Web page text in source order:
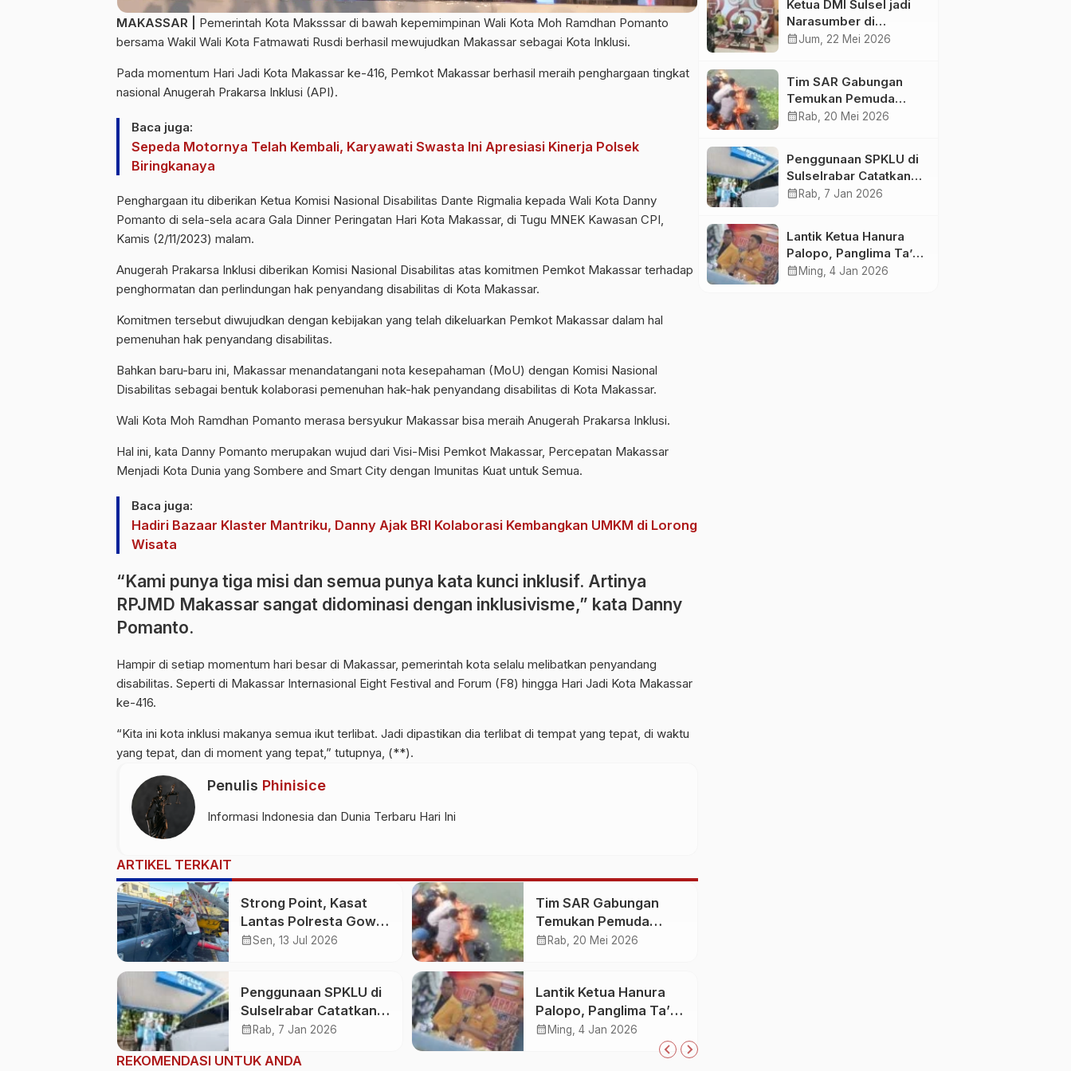
MAKASSAR |
Pemerintah Kota Maksssar di bawah kepemimpinan Wali Kota Moh Ramdhan Pomanto
bersama Wakil Wali Kota Fatmawati Rusdi berhasil mewujudkan Makassar sebagai Kota Inklusi.
Pada momentum Hari Jadi Kota Makassar ke-416, Pemkot Makassar berhasil meraih penghargaan tingkat
nasional Anugerah Prakarsa Inklusi (API).
Baca juga:
Sepeda Motornya Telah Kembali, Karyawati Swasta Ini Apresiasi Kinerja Polsek
Biringkanaya
Penghargaan itu diberikan Ketua Komisi Nasional Disabilitas Dante Rigmalia kepada Wali Kota Danny
Pomanto di sela-sela acara Gala Dinner Peringatan Hari Kota Makassar, di Tugu MNEK Kawasan CPI,
Kamis (2/11/2023) malam.
Anugerah Prakarsa Inklusi diberikan Komisi Nasional Disabilitas atas komitmen Pemkot Makassar terhadap
penghormatan dan perlindungan hak penyandang disabilitas di Kota Makassar.
Komitmen tersebut diwujudkan dengan kebijakan yang telah dikeluarkan Pemkot Makassar dalam hal
pemenuhan hak penyandang disabilitas.
Bahkan baru-baru ini, Makassar menandatangani nota kesepahaman (MoU) dengan Komisi Nasional
Disabilitas sebagai bentuk kolaborasi pemenuhan hak-hak penyandang disabilitas di Kota Makassar.
Wali Kota Moh Ramdhan Pomanto merasa bersyukur Makassar bisa meraih Anugerah Prakarsa Inklusi.
Hal ini, kata Danny Pomanto merupakan wujud dari Visi-Misi Pemkot Makassar, Percepatan Makassar
Menjadi Kota Dunia yang Sombere and Smart City dengan Imunitas Kuat untuk Semua.
Baca juga:
Hadiri Bazaar Klaster Mantriku, Danny Ajak BRI Kolaborasi Kembangkan UMKM di Lorong
Wisata
“Kami punya tiga misi dan semua punya kata kunci inklusif. Artinya
RPJMD Makassar sangat didominasi dengan inklusivisme,” kata Danny
Pomanto.
Hampir di setiap momentum hari besar di Makassar, pemerintah kota selalu melibatkan penyandang
disabilitas. Seperti di Makassar Internasional Eight Festival and Forum (F8) hingga Hari Jadi Kota Makassar
ke-416.
“Kita ini kota inklusi makanya semua ikut terlibat. Jadi dipastikan dia terlibat di tempat yang tepat, di waktu
yang tepat, dan di moment yang tepat,” tutupnya, (**).
Penulis Phinisice
Informasi Indonesia dan Dunia Terbaru Hari Ini
ARTIKEL TERKAIT
Strong Point, Kasat
Lantas Polresta Gowa
Sigap Bantu Korban
calendar_monthSen, 13 Jul 2026
Tim SAR Gabungan
Temukan Pemuda
Loncat ke Sungai
calendar_month Rab, 20 Mei 2026
Penggunaan SPKLU di
Sulselrabar Catatkan
Kenaikan Tiga Kali
calendar_month Rab, 7 Jan 2026
Lantik Ketua Hanura
Palopo, Panglima Ta’ :
Jabatan adalah
calendar_month Ming, 4 Jan 2026
REKOMENDASI UNTUK ANDA
Ketua DMI Sulsel jadi
Narasumber di
Kompas Tv
calendar_monthJum, 22 Mei 2026
Tim SAR Gabungan
Temukan Pemuda
Loncat ke Sungai
calendar_month Rab, 20 Mei 2026
Penggunaan SPKLU di
Sulselrabar Catatkan
Kenaikan Tiga Kali
calendar_month Rab, 7 Jan 2026
Lantik Ketua Hanura
Palopo, Panglima Ta’ :
Jabatan adalah
calendar_month Ming, 4 Jan 2026